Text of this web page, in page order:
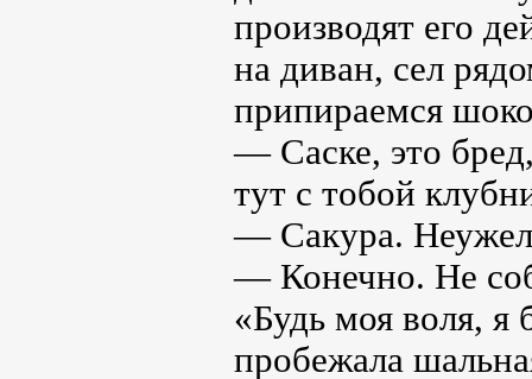
производят его
на диван, сел
припираемся
— Cаске, это
тут с тобой
— Сакура.
— Конечно. Не
«Будь моя воля, я
пробежала